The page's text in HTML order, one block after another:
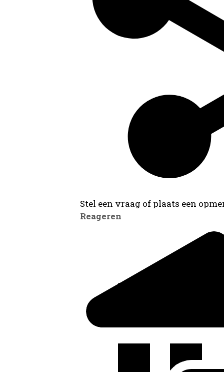
Stel een vraag of plaats een
Reageren